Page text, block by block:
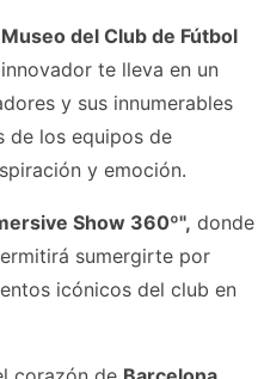
Museo del Club de Fútbol
te lleva en un
y sus innumerables
de los equipos de
y emoción.
Show 360º", donde
sumergirte por
icónicos del club en